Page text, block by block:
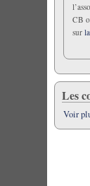
CB
sur
Les
Voir